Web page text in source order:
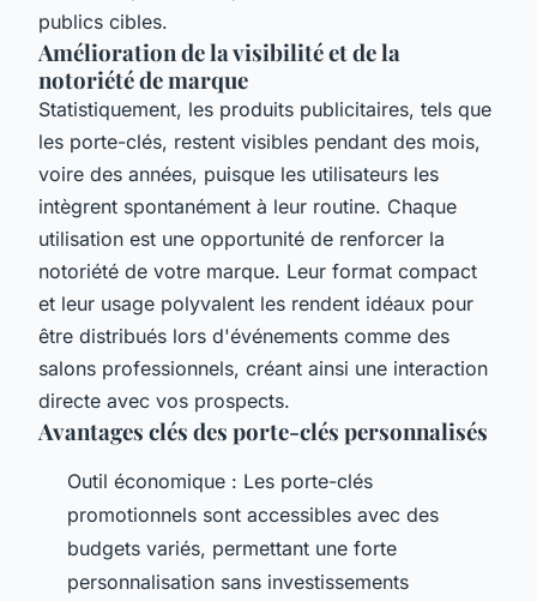
publics cibles.
Amélioration de la visibilité et de la
notoriété de marque
Statistiquement, les produits publicitaires, tels que
les porte-clés, restent visibles pendant des mois,
voire des années, puisque les utilisateurs les
intègrent spontanément à leur routine. Chaque
utilisation est une opportunité de renforcer la
notoriété de votre marque. Leur format compact
et leur usage polyvalent les rendent idéaux pour
être distribués lors d'événements comme des
salons professionnels, créant ainsi une interaction
directe avec vos prospects.
Avantages clés des porte-clés personnalisés
Outil économique : Les porte-clés
promotionnels sont accessibles avec des
budgets variés, permettant une forte
personnalisation sans investissements